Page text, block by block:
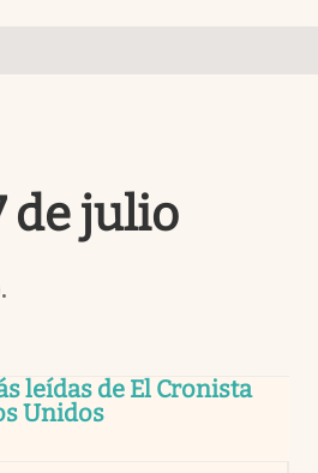
de julio
leídas de El Cronista
Unidos